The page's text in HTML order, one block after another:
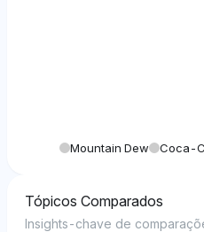
Mountain Dew Coca-
Tópicos Comparados
Insights-chave de